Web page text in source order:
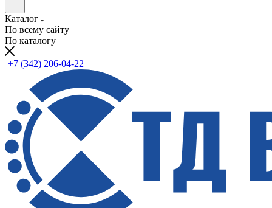
Каталог
По всему сайту
По каталогу
+7 (342) 206-04-22